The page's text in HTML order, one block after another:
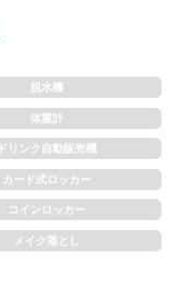
脱水機
体重計
ドリンク自動販売機
カード式ロッカー
コインロッカー
メイク落とし
パドルの使用OK
水泳教室